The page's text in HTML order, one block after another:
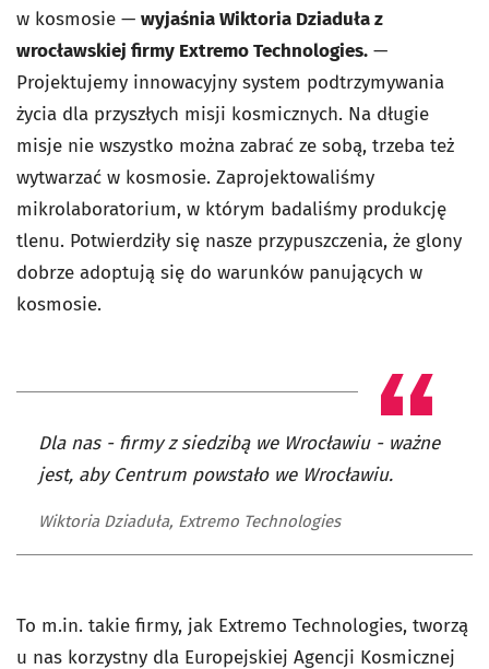
w kosmosie — wyjaśnia Wiktoria Dziaduła z
wrocławskiej firmy Extremo Technologies. —
Projektujemy innowacyjny system podtrzymywania
życia dla przyszłych misji kosmicznych. Na długie
misje nie wszystko można zabrać ze sobą, trzeba też
wytwarzać w kosmosie. Zaprojektowaliśmy
mikrolaboratorium, w którym badaliśmy produkcję
tlenu. Potwierdziły się nasze przypuszczenia, że glony
dobrze adoptują się do warunków panujących w
kosmosie.
Dla nas - firmy z siedzibą we Wrocławiu - ważne
jest, aby Centrum powstało we Wrocławiu.
Wiktoria Dziaduła, Extremo Technologies
To m.in. takie firmy, jak Extremo Technologies, tworzą
u nas korzystny dla Europejskiej Agencji Kosmicznej